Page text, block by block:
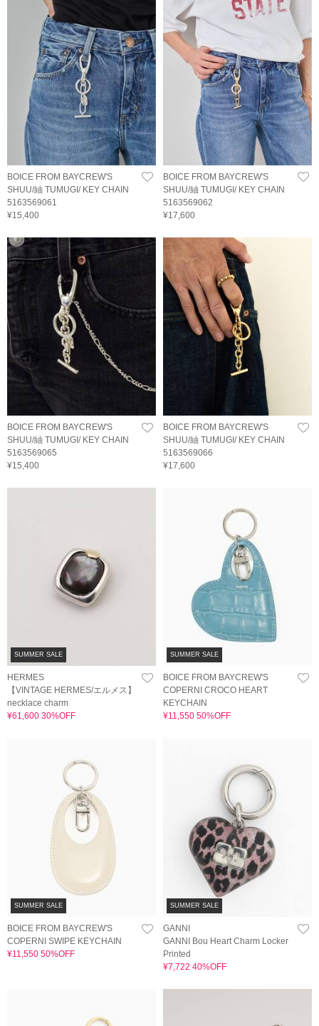
BOICE FROM BAYCREW'S
SHUU/紬 TUMUGI/ KEY CHAIN
5163569061
¥15,400
BOICE FROM BAYCREW'S
SHUU/紬 TUMUGI/ KEY CHAIN
5163569062
¥17,600
BOICE FROM BAYCREW'S
SHUU/紬 TUMUGI/ KEY CHAIN
5163569065
¥15,400
BOICE FROM BAYCREW'S
SHUU/紬 TUMUGI/ KEY CHAIN
5163569066
¥17,600
SUMMER SALE
HERMES
【VINTAGE HERMES/エルメス】
necklace charm
¥61,600 30%OFF
SUMMER SALE
BOICE FROM BAYCREW'S
COPERNI CROCO HEART
KEYCHAIN
¥11,550 50%OFF
SUMMER SALE
BOICE FROM BAYCREW'S
COPERNI SWIPE KEYCHAIN
¥11,550 50%OFF
SUMMER SALE
GANNI
GANNI Bou Heart Charm Locker
Printed
¥7,722 40%OFF